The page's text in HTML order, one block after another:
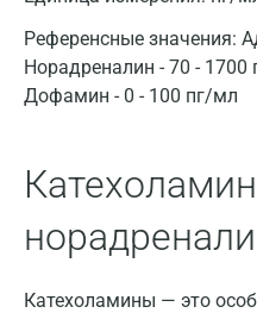
Референсные значения:
Норадреналин - 70 - 1700
Дофамин - 0 - 100 пг/мл
Катехоламины — это
Нижний Новгород
Казань
Апрелевка
Армавир